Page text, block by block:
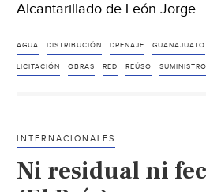
Alcantarillado de León Jorge
AGUA DISTRIBUCIÓN DRENAJE GUANAJUATO
LICITACIÓN OBRAS RED REÚSO SUMINISTRO
INTERNACIONALES
Ni residual ni